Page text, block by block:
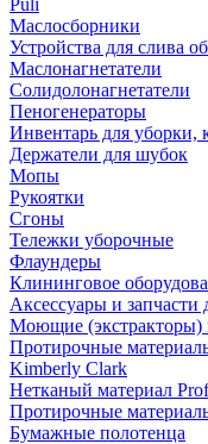
Puli
Маслосборники
Устройства для слива
Маслонагнетатели
Солидолонагнетатели
Пеногенераторы
Инвентарь для уборки,
Держатели для шубок
Мопы
Рукоятки
Сгоны
Тележки уборочные
Флаундеры
Клининговое
Аксессуары и
Моющие (экстракторы)
Протирочные
Kimberly Clark
Нетканый материал
Протирочные
Бумажные полотенца